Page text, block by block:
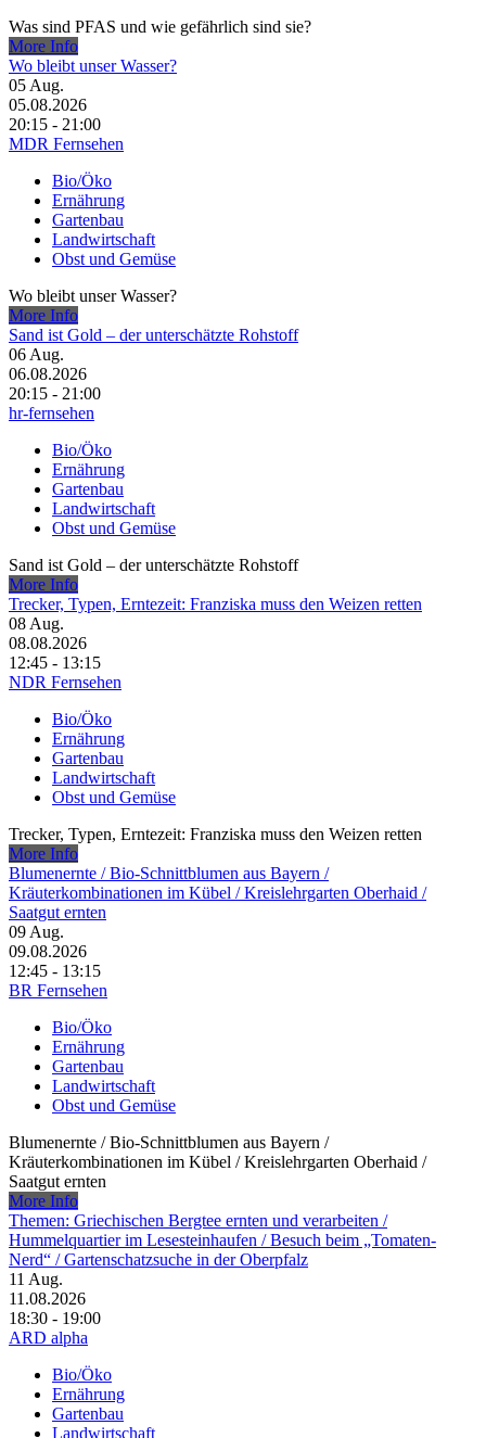
Was sind PFAS und wie gefährlich sind sie?
More Info
Wo bleibt unser Wasser?
05 Aug.
05.08.2026
20:15 - 21:00
MDR Fernsehen
Bio/Öko
Ernährung
Gartenbau
Landwirtschaft
Obst und Gemüse
Wo bleibt unser Wasser?
More Info
Sand ist Gold – der unterschätzte Rohstoff
06 Aug.
06.08.2026
20:15 - 21:00
hr-fernsehen
Bio/Öko
Ernährung
Gartenbau
Landwirtschaft
Obst und Gemüse
Sand ist Gold – der unterschätzte Rohstoff
More Info
Trecker, Typen, Erntezeit: Franziska muss den Weizen retten
08 Aug.
08.08.2026
12:45 - 13:15
NDR Fernsehen
Bio/Öko
Ernährung
Gartenbau
Landwirtschaft
Obst und Gemüse
Trecker, Typen, Erntezeit: Franziska muss den Weizen retten
More Info
Blumenernte /​ Bio-Schnittblumen aus Bayern /​
Kräuterkombinationen im Kübel /​ Kreislehrgarten Oberhaid /​
Saatgut ernten
09 Aug.
09.08.2026
12:45 - 13:15
BR Fernsehen
Bio/Öko
Ernährung
Gartenbau
Landwirtschaft
Obst und Gemüse
Blumenernte /​ Bio-Schnittblumen aus Bayern /​
Kräuterkombinationen im Kübel /​ Kreislehrgarten Oberhaid /​
Saatgut ernten
More Info
Themen: Griechischen Bergtee ernten und verarbeiten /​
Hummelquartier im Lesesteinhaufen /​ Besuch beim „Tomaten-
Nerd“ /​ Gartenschatzsuche in der Oberpfalz
11 Aug.
11.08.2026
18:30 - 19:00
ARD alpha
Bio/Öko
Ernährung
Gartenbau
Landwirtschaft